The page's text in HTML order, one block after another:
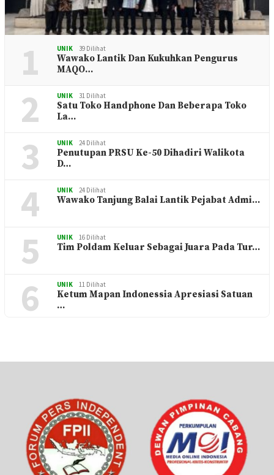
1 UNIK 39 Dilihat
Wawako Lantik Dan Kukuhkan Pengurus
MAQO…
2 UNIK 31 Dilihat
Satu Toko Handphone Dan Beberapa Toko
La…
3 UNIK 24 Dilihat
Penutupan PRSU Ke-50 Dihadiri Walikota
D…
4 UNIK 24 Dilihat
Wawako Tanjung Balai Lantik Pejabat Admi…
5 UNIK 16 Dilihat
Tim Poldam Keluar Sebagai Juara Pada Tur…
6 UNIK 11 Dilihat
Ketum Mapan Indonessia Apresiasi Satuan
…